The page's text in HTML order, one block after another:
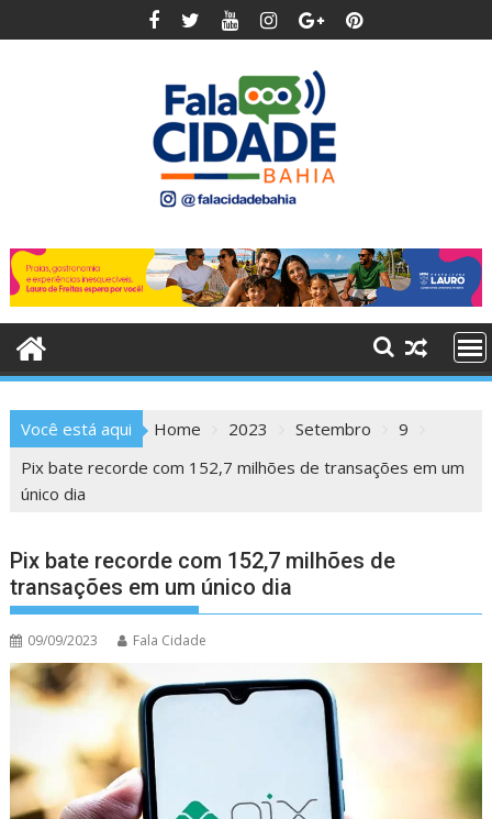
to
Você está aqui Home 2023 Setembro
9
Pix bate recorde com 152,7 milhões de transações em um
único dia
Pix bate recorde com 152,7 milhões de
transações em um único dia
09/09/2023 Fala Cidade